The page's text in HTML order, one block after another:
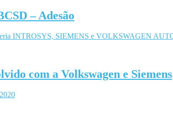
– Adesão
com a Volkswagen e Siemens